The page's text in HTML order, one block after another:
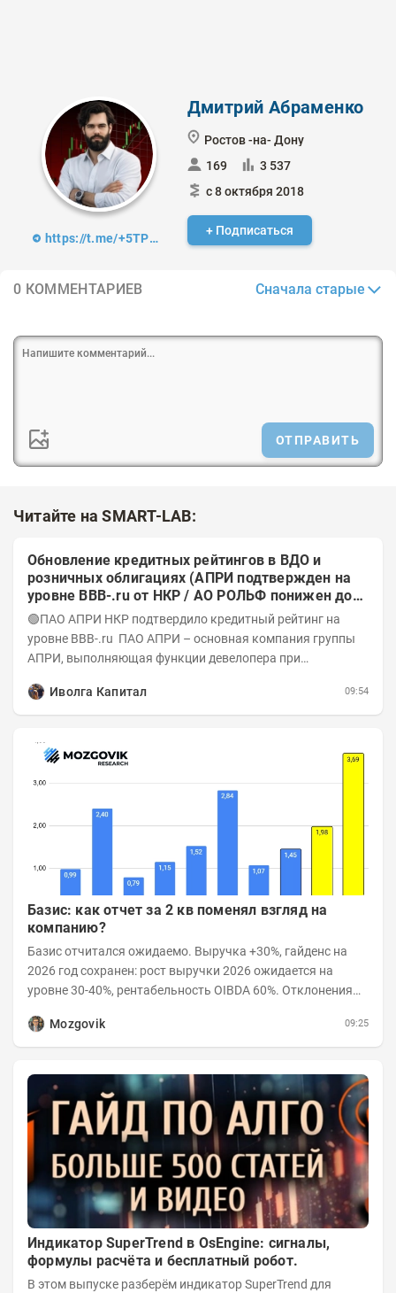
https://t.me/+5TPoAQua42lmZWQy
Дмитрий Абраменко
Ростов -на- Дону
169
3 537
с 8 октября 2018
+ Подписаться
0 КОММЕНТАРИЕВ Сначала старые
ОТПРАВИТЬ
Читайте на SMART-LAB:
Обновление кредитных рейтингов в ВДО и
розничных облигациях (АПРИ подтвержден на
уровне BBB-.ru от НКР / АО РОЛЬФ понижен до
А-(RU) / Элит Строй присвоен на уровне BBB.ru)
🟢ПАО АПРИ НКР подтвердило кредитный рейтинг на
уровне BBB-.ru ПАО АПРИ – основная компания группы
АПРИ, выполняющая функции девелопера при
Иволга Капитал
09:54
Базис: как отчет за 2 кв поменял взгляд на
компанию?
Базис отчитался ожидаемо. Выручка +30%, гайденс на
2026 год сохранен: рост выручки 2026 ожидается на
уровне 30-40%, рентабельность OIBDA 60%. Отклонения
Mozgovik
09:25
Индикатор SuperTrend в OsEngine: сигналы,
формулы расчёта и бесплатный робот.
В этом выпуске разберём индикатор SuperTrend для